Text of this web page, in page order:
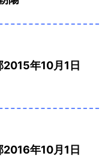
年10月1日
年10月1日